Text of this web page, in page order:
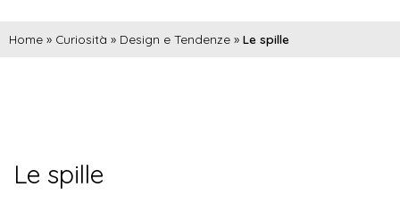
Home » Curiosità » Design e Tendenze » Le spille
Le spille